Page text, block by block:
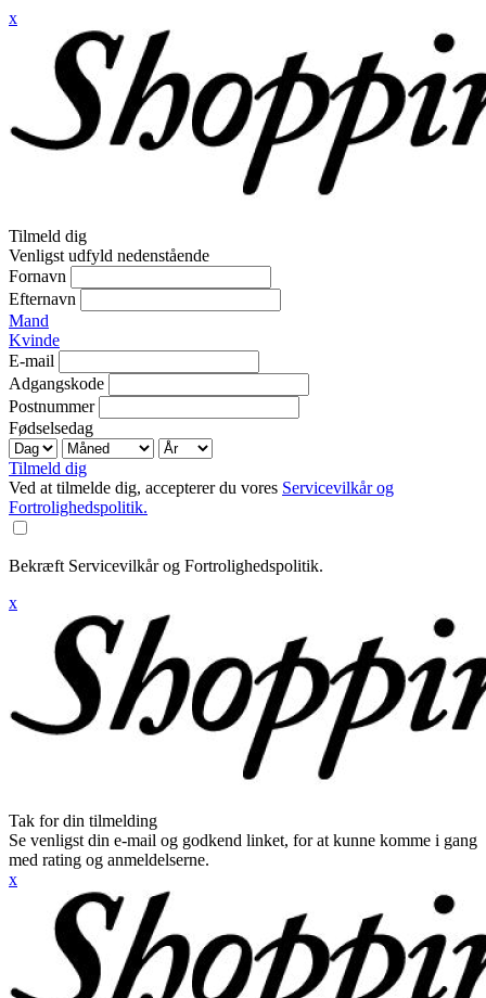
x
Tilmeld dig
Venligst udfyld nedenstående
Fornavn
Efternavn
Mand
Kvinde
E-mail
Adgangskode
Postnummer
Fødselsedag
Tilmeld dig
Ved at tilmelde dig, accepterer du vores Servicevilkår og
Fortrolighedspolitik.
Bekræft Servicevilkår og Fortrolighedspolitik.
x
Tak for din tilmelding
Se venligst din e-mail og godkend linket, for at kunne komme i gang
med rating og anmeldelserne.
x